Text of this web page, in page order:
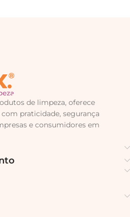
de limpeza, oferece
praticidade, segurança
e consumidores em